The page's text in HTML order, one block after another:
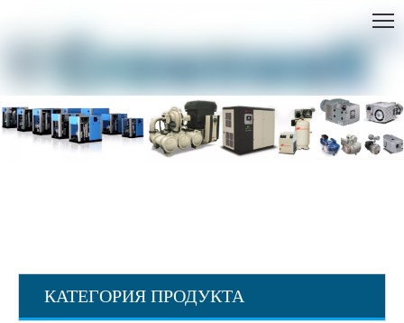
КАТЕГОРИЯ ПРОДУКТА